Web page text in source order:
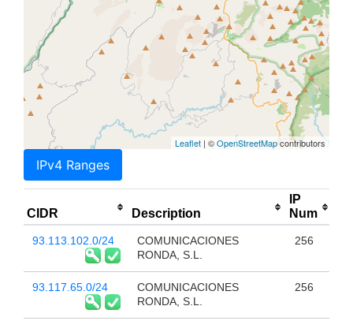
Leaflet | ©OpenStreetMapcontributors
IPv4 Ranges
CIDR Description
IP
Num
93.113.102.0/24
COMUNICACIONES
RONDA, S.L.
256
93.117.65.0/24
COMUNICACIONES
RONDA, S.L.
256